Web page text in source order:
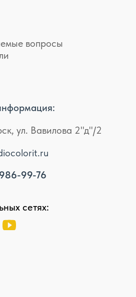
вопросы
ул. Вавилова 2"д"/2
99-76
сетях: